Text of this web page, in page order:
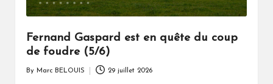
Fernand Gaspard est en quête du coup
de foudre (5/6)
By Marc BELOUIS 29 juillet 2026